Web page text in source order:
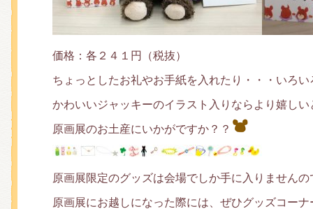
価格：各２４１円（税抜）
ちょっとしたお礼やお手紙を入れたり・・・いろ
かわいいジャッキーのイラスト入りならより嬉し
原画展のお土産にいかがですか？？
原画展限定のグッズは会場でしか手に入りませんの
原画展にお越しになった際には、ぜひグッズコー